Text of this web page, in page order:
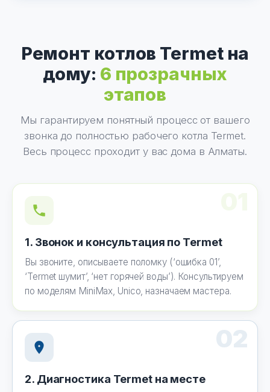
Ремонт котлов Termet на
дому: 6 прозрачных
этапов
Мы гарантируем понятный процесс от вашего
звонка до полностью рабочего котла Termet.
Весь процесс проходит у вас дома в Алматы.
1. Звонок и консультация по Termet
Вы звоните, описываете поломку (‘ошибка 01’,
‘Termet шумит’, ‘нет горячей воды’). Консультируем
по моделям MiniMax, Unico, назначаем мастера.
02
2. Диагностика Termet на месте